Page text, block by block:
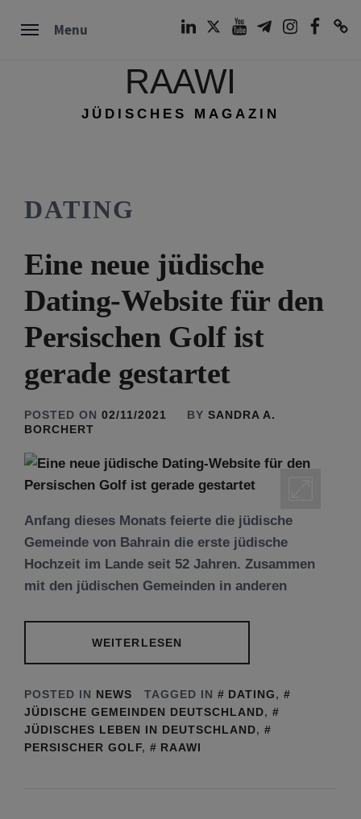
Menu
RAAWI
JÜDISCHES MAGAZIN
DATING
Eine neue jüdische
Dating-Website für den
Persischen Golf ist
gerade gestartet
POSTED ON 02/11/2021 BY SANDRA A.
BORCHERT
Anfang dieses Monats feierte die jüdische
Gemeinde von Bahrain die erste jüdische
Hochzeit im Lande seit 52 Jahren. Zusammen
mit den jüdischen Gemeinden in anderen
WEITERLESEN
POSTED IN NEWS TAGGED IN DATING,
JÜDISCHE GEMEINDEN DEUTSCHLAND,
JÜDISCHES LEBEN IN DEUTSCHLAND,
PERSISCHER GOLF, RAAWI